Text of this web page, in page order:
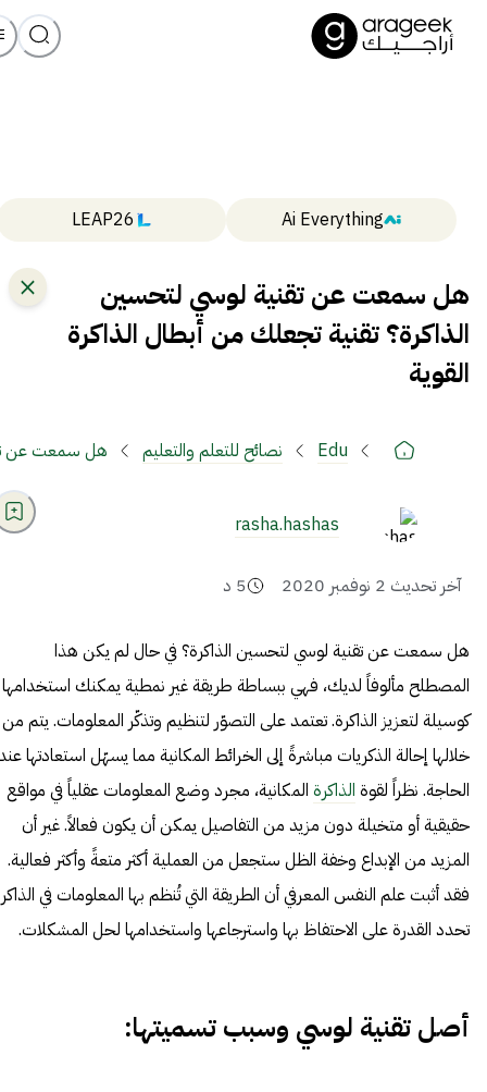
Ai Everything
LEAP26
هل سمعت عن تقنية لوسي لتحسين
الذاكرة؟ تقنية تجعلك من أبطال الذاكرة
القوية
Edu نصائح للتعلم والتعليم هل سمعت عن
rasha.hashas
آخر تحديث 2 نوفمبر 2020 5 د
هل سمعت عن تقنية لوسي لتحسين الذاكرة؟ في حال لم يكن هذا
المصطلح مألوفاً لديك، فهي ببساطة طريقة غير نمطية يمكنك استخدامها
كوسيلة لتعزيز الذاكرة. تعتمد على التصوّر لتنظيم وتذكّر المعلومات. يتم من
خلالها إحالة الذكريات مباشرةً إلى الخرائط المكانية مما يسهّل استعادتها
الحاجة. نظراً لقوة الذاكرة المكانية، مجرد وضع المعلومات عقلياً في مواقع
حقيقية أو متخيلة دون مزيد من التفاصيل يمكن أن يكون فعالاً. غير أن
المزيد من الإبداع وخفة الظل ستجعل من العملية أكثر متعةً وأكثر فعالية.
فقد أثبت علم النفس المعرفيأن الطريقة التي تُنظم بها المعلومات في
تحدد القدرة على الاحتفاظ بها واسترجاعها واستخدامها لحل المشكلات.
أصل تقنية لوسي وسبب تسميتها: